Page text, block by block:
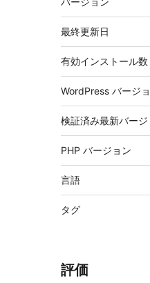
タ
最終更新日
有効インストール数
WordPress バージ
検証済み最新バージ
PHP バージョン
言語
タグ
評価